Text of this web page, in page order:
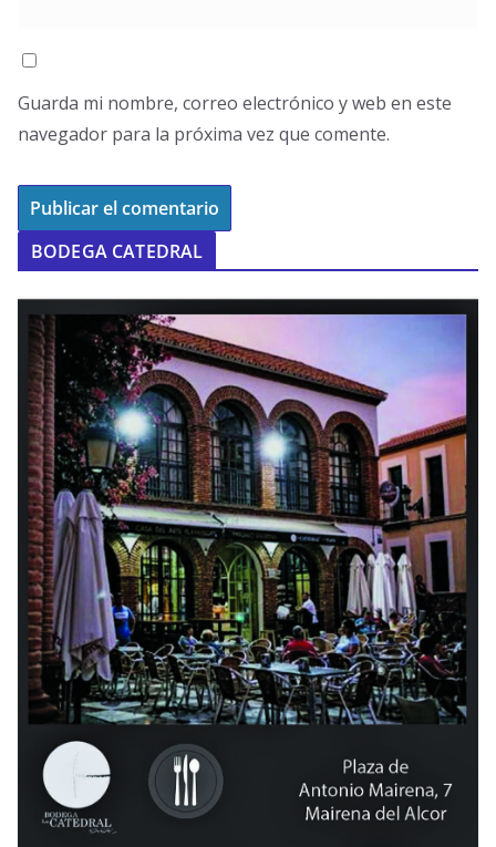
Guarda mi nombre, correo electrónico y web en este
navegador para la próxima vez que comente.
BODEGA CATEDRAL